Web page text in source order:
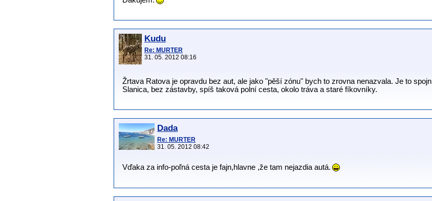
Kudu
Re: MURTER
31. 05. 2012 08:16
Žrtava Ratova je opravdu bez aut, ale jako "pěší zónu" bych to zrovna nenazvala. Je to
Slanica, bez zástavby, spíš taková polní cesta, okolo tráva a staré fíkovníky.
Dada
Re: MURTER
31. 05. 2012 08:42
Vďaka za info-poľná cesta je fajn,hlavne ,že tam nejazdia autá.